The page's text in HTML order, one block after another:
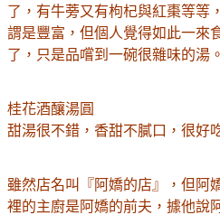
了，有牛蒡又有枸杞與紅棗等等
謂是豐富，但個人覺得如此一來
了，只是品嚐到一碗很雜味的湯。
桂花酒釀湯圓
甜湯很不錯，香甜不膩口，很好
雖然店名叫
『阿嬌的店』，但阿
裡的主廚是阿嬌的前夫，據他說